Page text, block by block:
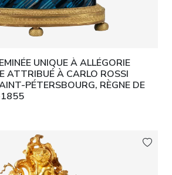
UNIQUE À ALLÉGORIE
ATTRIBUÉ À CARLO ROSSI
PÉTERSBOURG, RÈGNE DE